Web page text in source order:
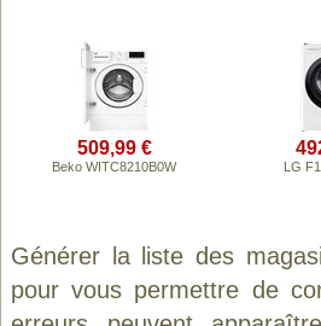
509,99 €
Beko WITC8210B0W LG
Générer la liste des
pour vous permettre de